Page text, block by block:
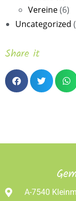
Vereine(6)
Uncategorized
Share it
A-7540